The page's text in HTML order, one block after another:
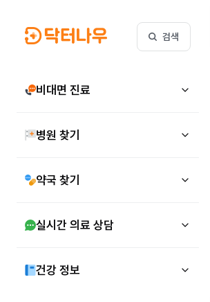
검색
비대면 진료
병원 찾기
약국 찾기
실시간 의료 상담
건강 정보